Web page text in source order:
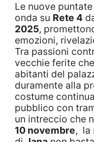
Le nuove
onda su Rete 4
2025,
emozioni,
Tra passioni
vecchie ferite
abitanti del
duramente alla
costume
pubblico con
un intreccio che
10 novembre, la